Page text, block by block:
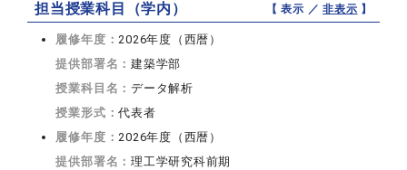
担当授業科目（学内） 【 表示 ／非表示 】
履修年度：2026年度（西暦）
提供部署名：建築学部
授業科目名：データ解析
授業形式：代表者
履修年度：2026年度（西暦）
提供部署名：理工学研究科前期